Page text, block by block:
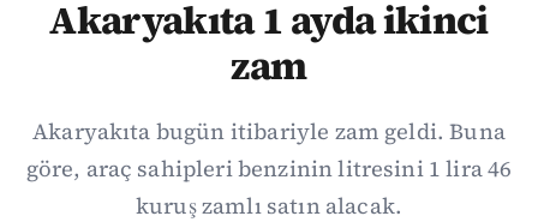
Akaryakıta 1 ayda ikinci
zam
Akaryakıta bugün itibariyle zam geldi. Buna
göre, araç sahipleri benzinin litresini 1 lira 46
kuruş zamlı satın alacak.